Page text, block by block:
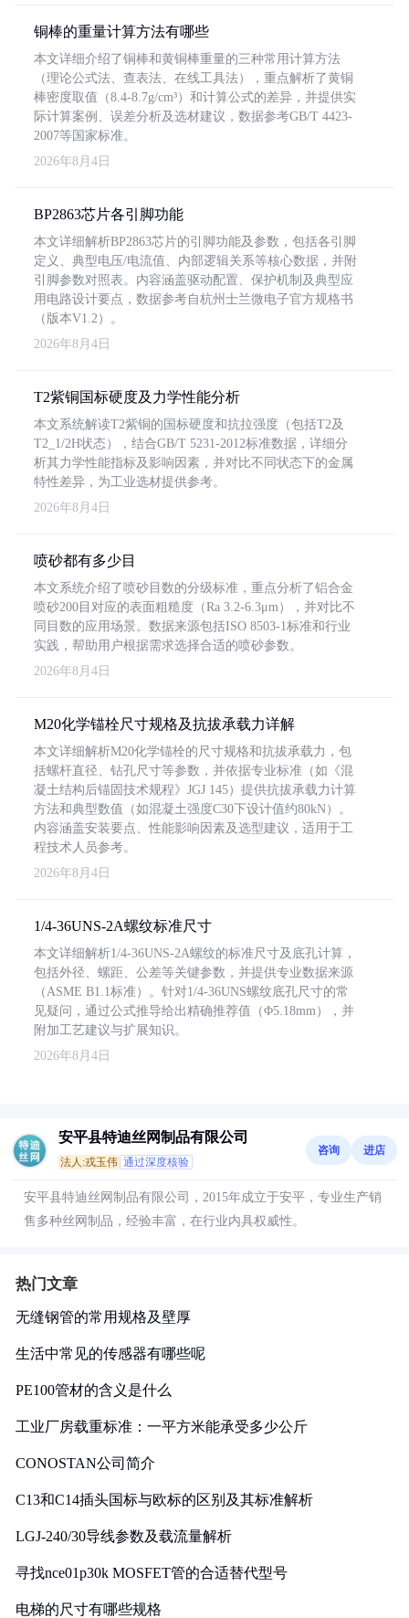
铜棒的重量计算方法有哪些
本文详细介绍了铜棒和黄铜棒重量的三种常用计算方法
（理论公式法、查表法、在线工具法），重点解析了黄铜
棒密度取值（8.4-8.7g/cm³）和计算公式的差异，并提供实
际计算案例、误差分析及选材建议，数据参考GB/T 4423-
2007等国家标准。
2026年8月4日
BP2863芯片各引脚功能
本文详细解析BP2863芯片的引脚功能及参数，包括各引脚
定义、典型电压/电流值、内部逻辑关系等核心数据，并附
引脚参数对照表。内容涵盖驱动配置、保护机制及典型应
用电路设计要点，数据参考自杭州士兰微电子官方规格书
（版本V1.2）。
2026年8月4日
T2紫铜国标硬度及力学性能分析
本文系统解读T2紫铜的国标硬度和抗拉强度（包括T2及
T2_1/2H状态），结合GB/T 5231-2012标准数据，详细分
析其力学性能指标及影响因素，并对比不同状态下的金属
特性差异，为工业选材提供参考。
2026年8月4日
喷砂都有多少目
本文系统介绍了喷砂目数的分级标准，重点分析了铝合金
喷砂200目对应的表面粗糙度（Ra 3.2-6.3μm），并对比不
同目数的应用场景。数据来源包括ISO 8503-1标准和行业
实践，帮助用户根据需求选择合适的喷砂参数。
2026年8月4日
M20化学锚栓尺寸规格及抗拔承载力详解
本文详细解析M20化学锚栓的尺寸规格和抗拔承载力，包
括螺杆直径、钻孔尺寸等参数，并依据专业标准（如《混
凝土结构后锚固技术规程》JGJ 145）提供抗拔承载力计算
方法和典型数值（如混凝土强度C30下设计值约80kN）。
内容涵盖安装要点、性能影响因素及选型建议，适用于工
程技术人员参考。
2026年8月4日
1/4-36UNS-2A螺纹标准尺寸
本文详细解析1/4-36UNS-2A螺纹的标准尺寸及底孔计算，
包括外径、螺距、公差等关键参数，并提供专业数据来源
（ASME B1.1标准）。针对1/4-36UNS螺纹底孔尺寸的常
见疑问，通过公式推导给出精确推荐值（Φ5.18mm），并
附加工艺建议与扩展知识。
2026年8月4日
安平县特迪丝网制品有限公司
法人:戎玉伟 通过深度核验
咨询 进店
安平县特迪丝网制品有限公司，2015年成立于安平，专业生产销
售多种丝网制品，经验丰富，在行业内具权威性。
热门文章
无缝钢管的常用规格及壁厚
生活中常见的传感器有哪些呢
PE100管材的含义是什么
工业厂房载重标准：一平方米能承受多少公斤
CONOSTAN公司简介
C13和C14插头国标与欧标的区别及其标准解析
LGJ-240/30导线参数及载流量解析
寻找nce01p30k MOSFET管的合适替代型号
电梯的尺寸有哪些规格